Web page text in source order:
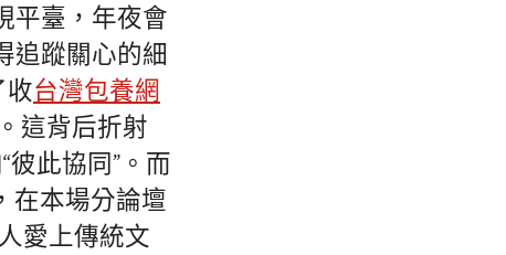
平臺，年夜會
追蹤關心的細
收台灣包養網
這背后折射
彼此協同”。而
在本場分論壇
愛上傳統文